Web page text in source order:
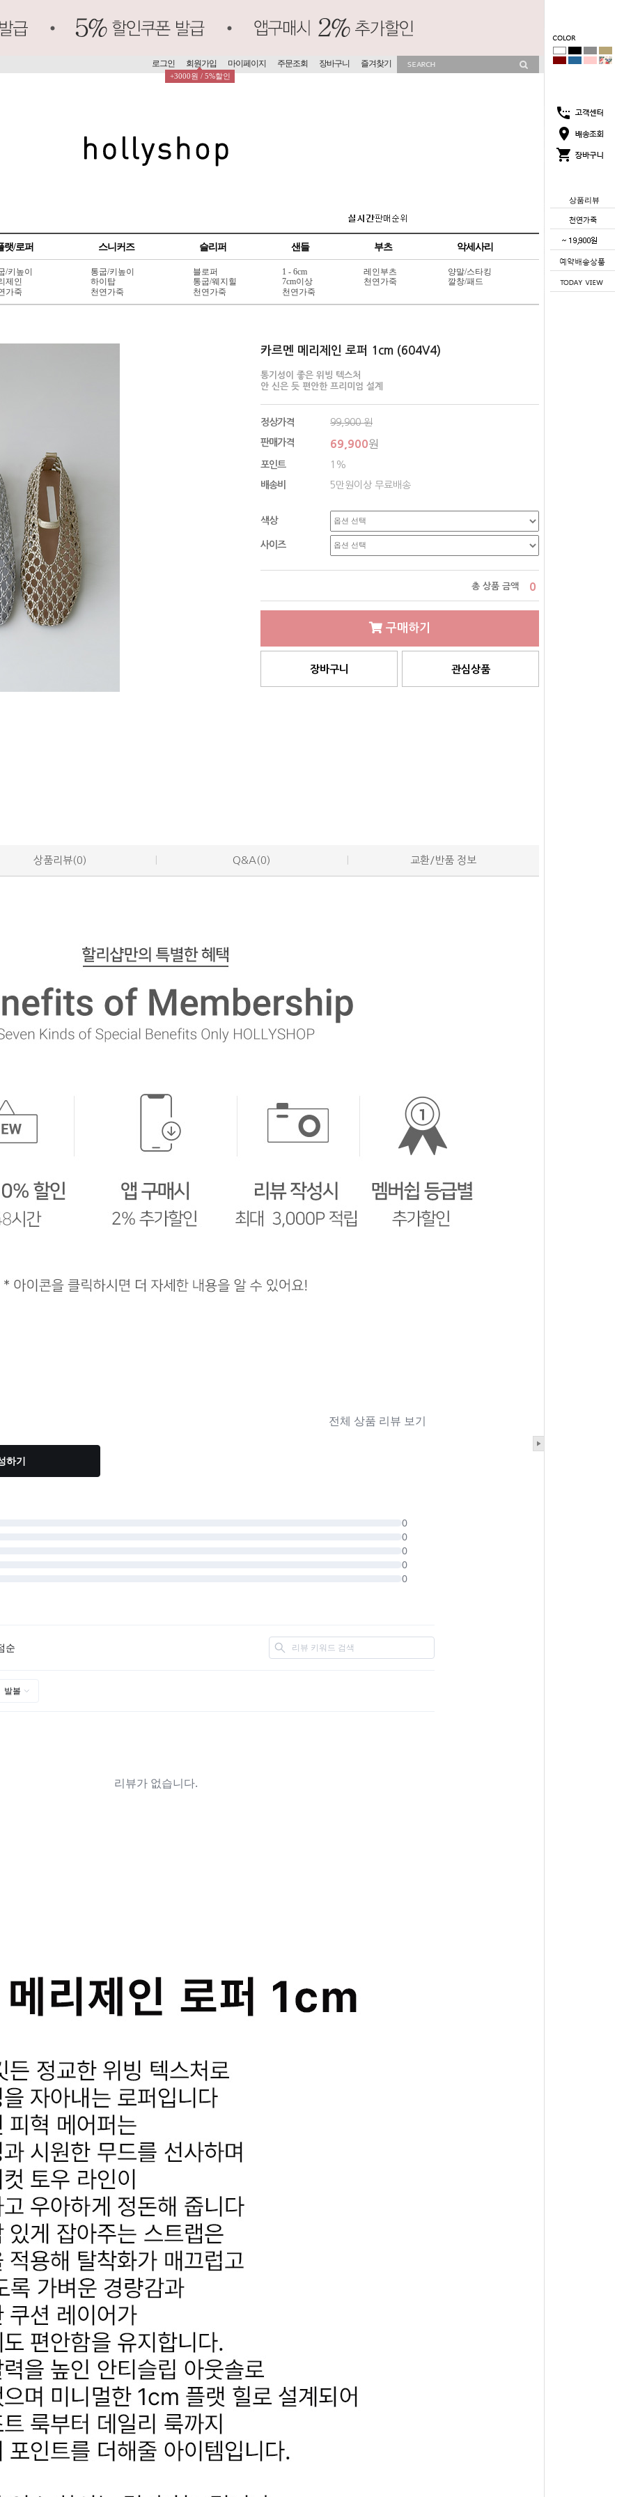
상품리뷰
로그인 회원가입
+3000원 / 5%할인
마이페이지 주문조회 장바구니 즐겨찾기
랫/로퍼 스니커즈 슬리퍼 샌들 부츠 악세사리
/키높이
제인
가죽
통굽/키높이
하이탑
천연가죽
블로퍼
통굽/웨지힐
천연가죽
1 - 6cm
7cm이상
천연가죽
레인부츠
천연가죽
양말/스타킹
깔창/패드
카르멘 메리제인 로퍼 1cm (604V4)
통기성이 좋은 위빙 텍스처
안 신은 듯 편안한 프리미엄 설계
정상가격 99,900원
판매가격 69,900원
포인트 1%
배송비 5만원이상 무료배송
색상
사이즈
총 상품 금액 0
구매하기
장바구니 관심상품
상품리뷰(0) Q&A(0) 교환/반품 정보